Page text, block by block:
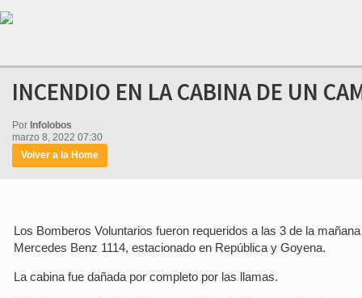
INCENDIO EN LA CABINA DE UN
Por Infolobos
marzo 8, 2022 07:30
Volver a la Home
Los Bomberos Voluntarios fueron requeridos a las 3 de la
Mercedes Benz 1114, estacionado en República y Goyena.
La cabina fue dañada por completo por las llamas.